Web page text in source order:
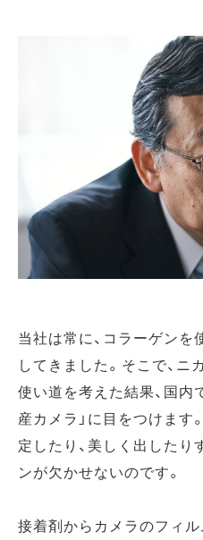
当社は常に、コラーゲン
してきました。そこで、
使い道を考えた結果、国内
産カメラ」に目をつけます
定したり、美しく出したり
ンが欠かせないのです。
接着剤からカメラのフィ